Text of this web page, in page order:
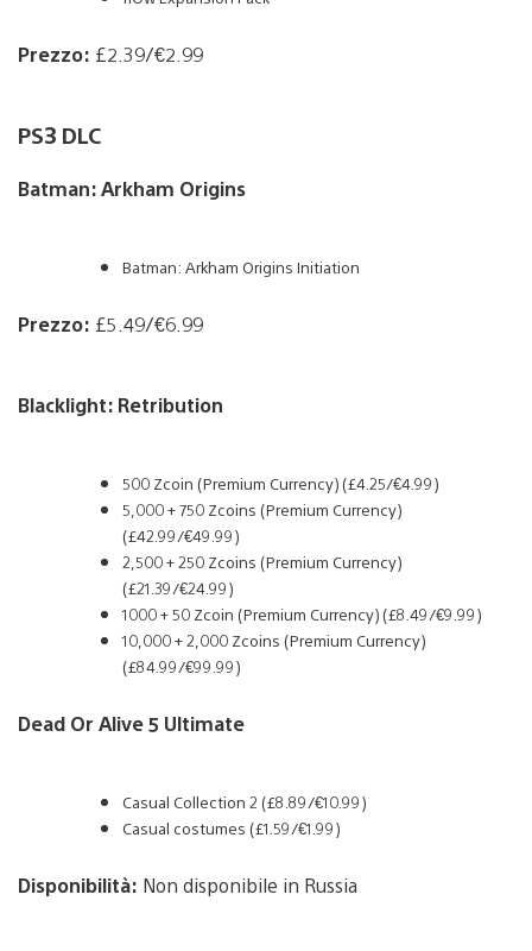
Prezzo: £2.39/€2.99
PS3 DLC
Batman: Arkham Origins
Batman: Arkham Origins Initiation
Prezzo: £5.49/€6.99
Blacklight: Retribution
500 Zcoin (Premium Currency) (£4.25/€4.99)
5,000 + 750 Zcoins (Premium Currency)
(£42.99/€49.99)
2,500 + 250 Zcoins (Premium Currency)
(£21.39/€24.99)
1000 + 50 Zcoin (Premium Currency) (£8.49/€9.99)
10,000 + 2,000 Zcoins (Premium Currency)
(£84.99/€99.99)
Dead Or Alive 5 Ultimate
Casual Collection 2 (£8.89/€10.99)
Casual costumes (£1.59/€1.99)
Disponibilità: Non disponibile in Russia